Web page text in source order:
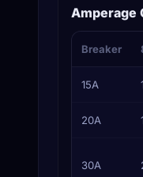
Amperage
Breaker
15A
20A
30A